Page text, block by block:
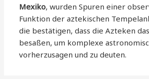
Mexiko, wurden Spuren einer
Funktion der aztekischen
die bestätigen, dass die Azteken
besaßen, um komplexe
vorherzusagen und zu deuten.